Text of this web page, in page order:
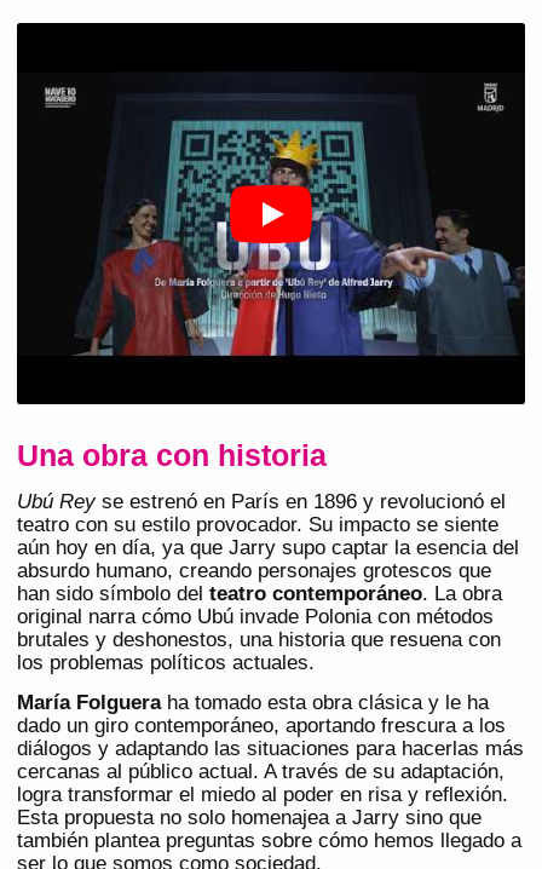
Una obra con historia
Ubú Reyse estrenó en París en 1896 y revolucionó el
teatro con su estilo provocador. Su impacto se siente
aún hoy en día, ya que Jarry supo captar la esencia del
absurdo humano, creando personajes grotescos que
han sido símbolo del teatro contemporáneo. La obra
original narra cómo Ubú invade Polonia con métodos
brutales y deshonestos, una historia que resuena con
los problemas políticos actuales.
María Folgueraha tomado esta obra clásica y le ha
dado un giro contemporáneo, aportando frescura a los
diálogos y adaptando las situaciones para hacerlas más
cercanas al público actual. A través de su adaptación,
logra transformar el miedo al poder en risa y reflexión.
Esta propuesta no solo homenajea a Jarry sino que
también plantea preguntas sobre cómo hemos llegado a
ser lo que somos como sociedad.